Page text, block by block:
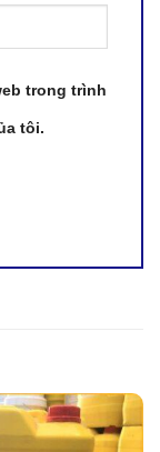
trong trình
tôi.